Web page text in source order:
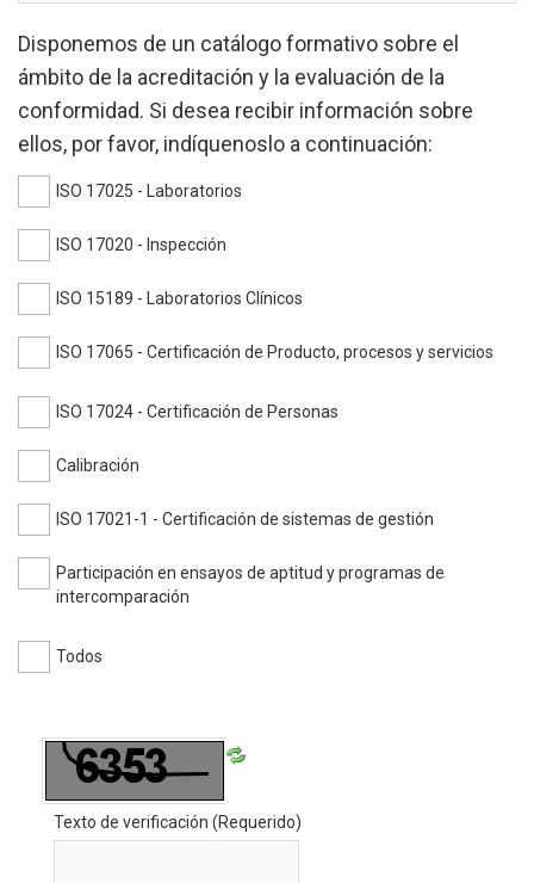
Disponemos de un catálogo formativo sobre el
ámbito de la acreditación y la evaluación de la
conformidad. Si desea recibir información sobre
ellos, por favor, indíquenoslo a continuación:
ISO 17025 - Laboratorios
ISO 17020 - Inspección
ISO 15189 - Laboratorios Clínicos
ISO 17065 - Certificación de Producto, procesos y servicios
ISO 17024 - Certificación de Personas
Calibración
ISO 17021-1 - Certificación de sistemas de gestión
Participación en ensayos de aptitud y programas de
intercomparación
Todos
Texto de verificación (Requerido)